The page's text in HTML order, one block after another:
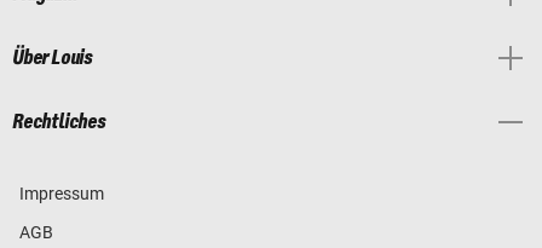
Über Louis
Rechtliches
Impressum
AGB